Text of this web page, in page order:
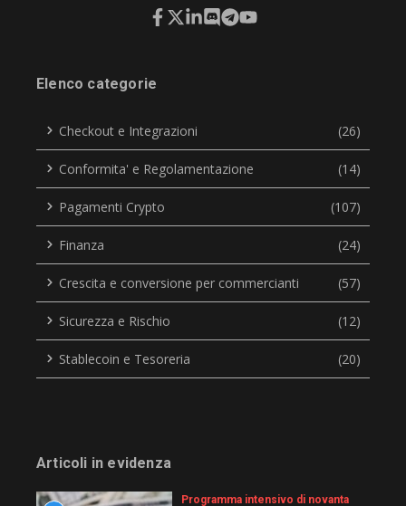
Elenco categorie
Checkout e Integrazioni (26)
Conformita' e Regolamentazione (14)
Pagamenti Crypto (107)
Finanza (24)
Crescita e conversione per commercianti (57)
Sicurezza e Rischio (12)
Stablecoin e Tesoreria (20)
Articoli in evidenza
Programma intensivo di novanta